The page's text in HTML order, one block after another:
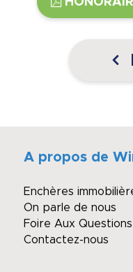
A propos de
Enchères
On parle de nous
Foire Aux Questions
Contactez-nous